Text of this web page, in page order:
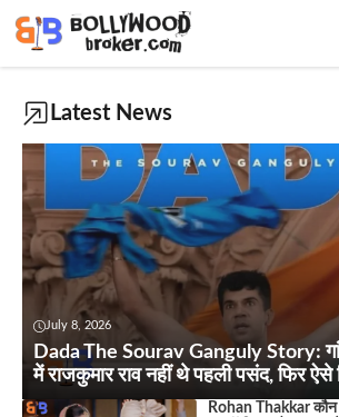
Latest News
July 8, 2026
Dada The Sourav Ganguly Story:
में राजकुमार राव नहीं थे पहली पसंद, फिर ऐसे
Rohan Thakkar